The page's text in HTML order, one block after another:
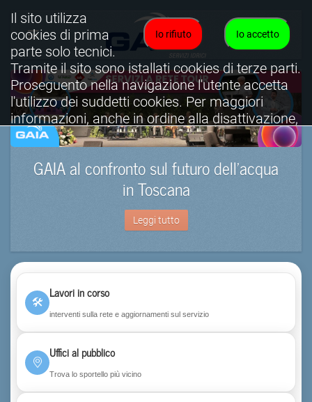
GAIA al confronto sul futuro dell’acqua
in Toscana
Leggi tutto
🛠
Lavori in corso
interventi sulla rete e aggiornamenti sul servizio
Uffici al pubblico
Trova lo sportello più vicino
Io accetto
Io rifiuto
Il sito utilizza
cookies di prima
parte solo tecnici.
Tramite il sito sono istallati cookies di terze parti.
Proseguento nella navigazione l'utente accetta
l'utilizzo dei suddetti cookies. Per maggiori
informazioni, anche in ordine alla disattivazione,
è possibile consultare l'informativa cookies
completa.
Visualizza informativa completa.